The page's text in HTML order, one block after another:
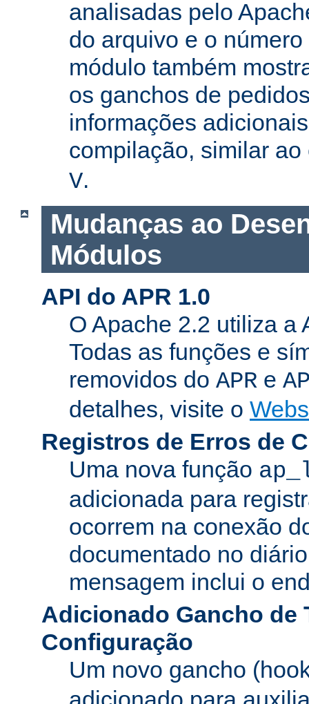
analisadas pelo
do arquivo e o
módulo também
os ganchos de
informações
compilação, similar
V.
Mudanças ao
Módulos
API do APR 1.0
O Apache 2.2 utiliza a
Todas as funções e
removidos do APR e
detalhes, visite o
Registros de Erros de
Uma nova função
adicionada para
ocorrem na conexão
documentado no
mensagem inclui o
Adicionado Gancho de
Configuração
Um novo gancho